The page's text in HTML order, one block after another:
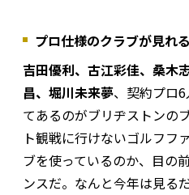
プロ仕様のクラブが見れ
吉田優利、古江彩佳、桑木
昌、堀川未来夢、契約プロ
てあるのがブリヂストンの
ト観戦に行けないゴルフフ
ブを使っているのか、目の
ンスだ。なんと今年は見る